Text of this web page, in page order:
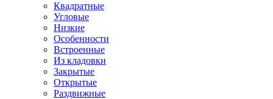
Квадратные
Угловые
Низкие
Особенности
Встроенные
Из кладовки
Закрытые
Открытые
Раздвижные